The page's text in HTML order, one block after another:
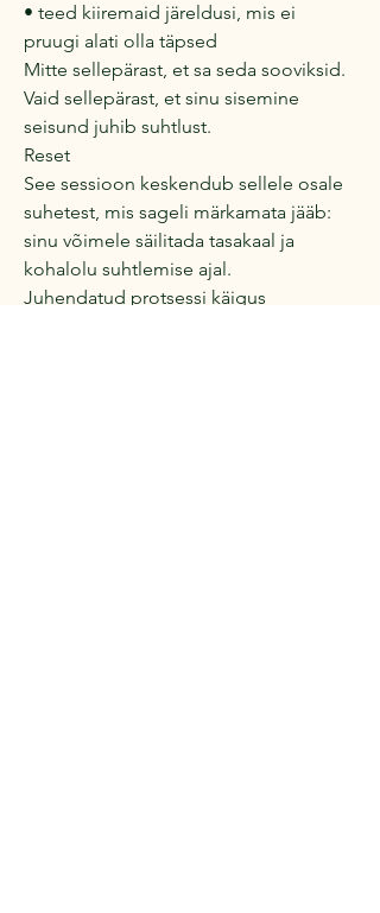
• teed kiiremaid järeldusi, mis ei
pruugi alati olla täpsed
Mitte sellepärast, et sa seda sooviksid.
Vaid sellepärast, et sinu sisemine
seisund juhib suhtlust.
Reset
See sessioon keskendub sellele osale
suhetest, mis sageli märkamata jääb:
sinu võimele säilitada tasakaal ja
kohalolu suhtlemise ajal.
Juhendatud protsessi käigus